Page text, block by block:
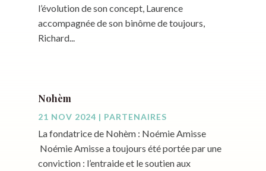
l’évolution de son concept, Laurence
accompagnée de son binôme de toujours,
Richard...
Nohèm
21 NOV 2024 | PARTENAIRES
La fondatrice de Nohèm : Noémie Amisse
Noémie Amisse a toujours été portée par une
conviction : l’entraide et le soutien aux